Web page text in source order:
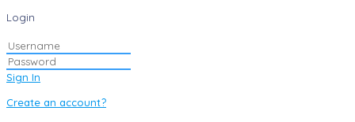
Login
Sign In
Create an account?